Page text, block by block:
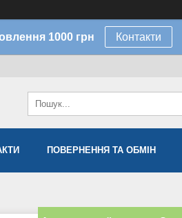
1000 грн Контакти
ПОВЕРНЕННЯ ТА ОБМІН